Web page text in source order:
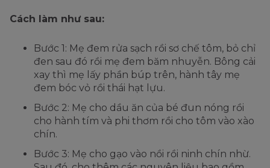
Cách làm như sau:
Bước 1: Mẹ đem rửa sạch rồi sơ chế tôm, bỏ chỉ
đen sau đó rồi mẹ đem băm nhuyễn. Bông cải
xay thì mẹ lấy phần búp trên, hành tây mẹ
đem bóc vỏ rồi thái hạt lựu.
Bước 2: Mẹ cho dầu ăn của bé đun nóng rồi
cho hành tím và phi thơm rồi cho tôm vào xào
chín.
Bước 3: Mẹ cho gạo vào nồi rồi ninh chín nhừ.